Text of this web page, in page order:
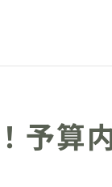
いを手に入れ
予算